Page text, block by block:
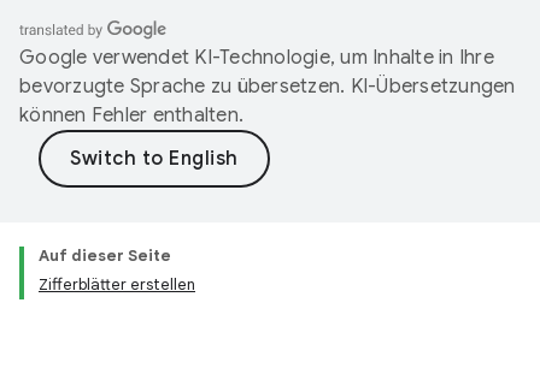
Google verwendet KI-Technologie, um Inhalte in Ihre
bevorzugte Sprache zu übersetzen. KI-Übersetzungen
können Fehler enthalten.
Auf dieser Seite
Zifferblätter erstellen